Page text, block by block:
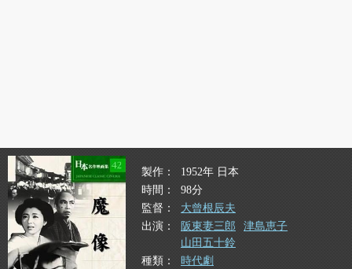
製作
1952年 日本
時間
98分
監督
大曾根辰夫
出演
阪東妻三郎
津島恵子
山田五十鈴
種類
時代劇